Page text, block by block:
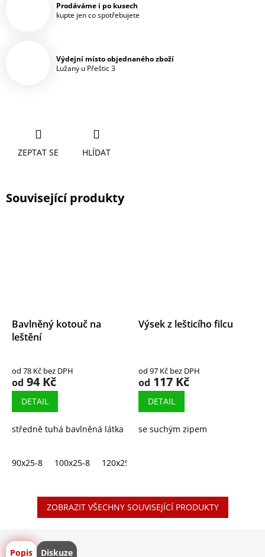
Prodáváme i po kusech
kupte jen co spotřebujete
Výdejní místo objednaného zboží
Lužany u Přeštic 3
ZEPTAT SE HLÍDAT
Související produkty
Bavlněný kotouč na
leštění
od 78 Kč bez DPH
od 94 Kč
DETAIL
středně tuhá bavlněná látka
90x25-8 100x25-8 120x25-8
Výsek z lešticího filcu
od 97 Kč bez DPH
od 117 Kč
DETAIL
se suchým zipem
ZOBRAZIT VŠECHNY SOUVISEJÍCÍ PRODUKTY
Popis Diskuze